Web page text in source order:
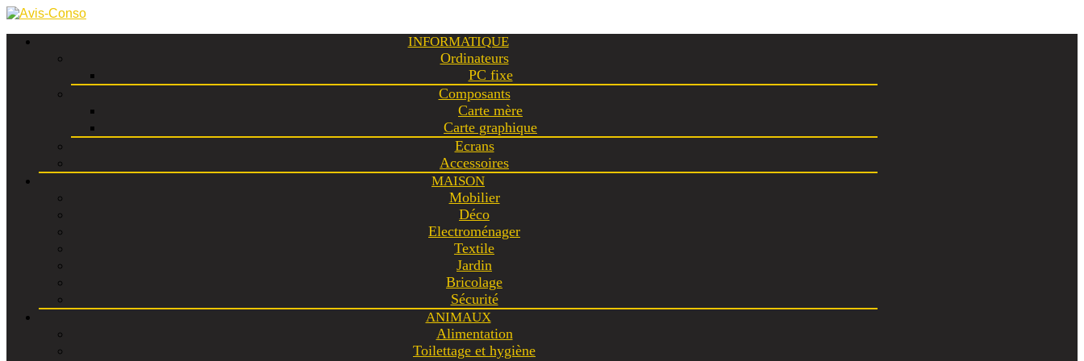
INFORMATIQUE
Ordinateurs
PC fixe
Composants
Carte mère
Carte graphique
Ecrans
Accessoires
MAISON
Mobilier
Déco
Electroménager
Textile
Jardin
Bricolage
Sécurité
ANIMAUX
Alimentation
Toilettage et hygiène